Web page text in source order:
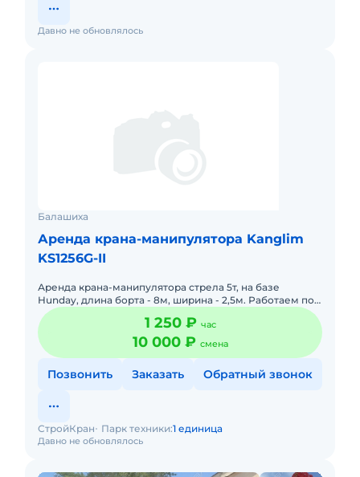
Давно не обновлялось
Балашиха
Аренда крана-манипулятора Kanglim
KS1256G-II
Аренда крана-манипулятора стрела 5т, на базе
Hunday, длина борта - 8м, ширина - 2,5м. Работаем по
Москве и области. Любая форма оплаты.
1 250 ₽ час
10 000 ₽ смена
Позвонить Заказать Обратный звонок
Давно не обновлялось
СтройКран Парк техники:1 единица